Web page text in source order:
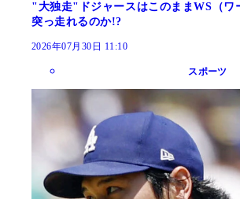
"大独走"ドジャースはこのままWS（ワ
突っ走れるのか!?
2026年07月30日 11:10
スポーツ